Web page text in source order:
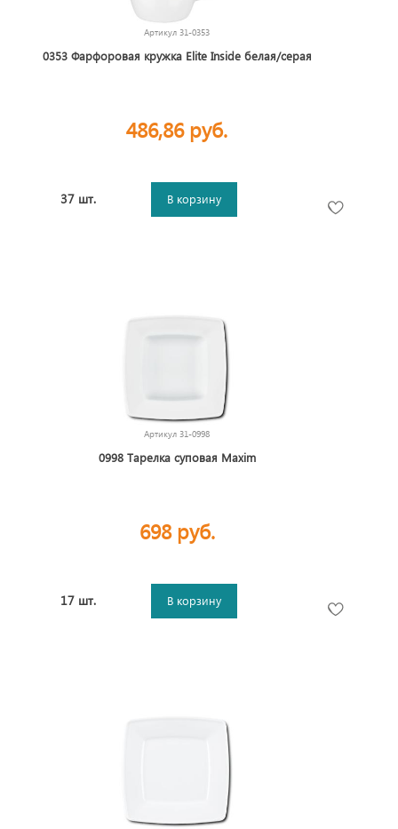
Артикул 31-0353
0353 Фарфоровая кружка Elite Inside белая/серая
486,86 руб.
37 шт. В корзину
Артикул 31-0998
0998 Тарелка суповая Maxim
698 руб.
17 шт. В корзину